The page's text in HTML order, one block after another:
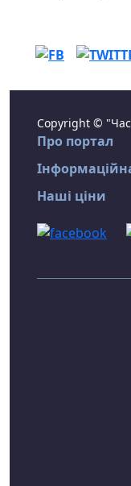
Copyright © "Час
Про портал
Наші ціни